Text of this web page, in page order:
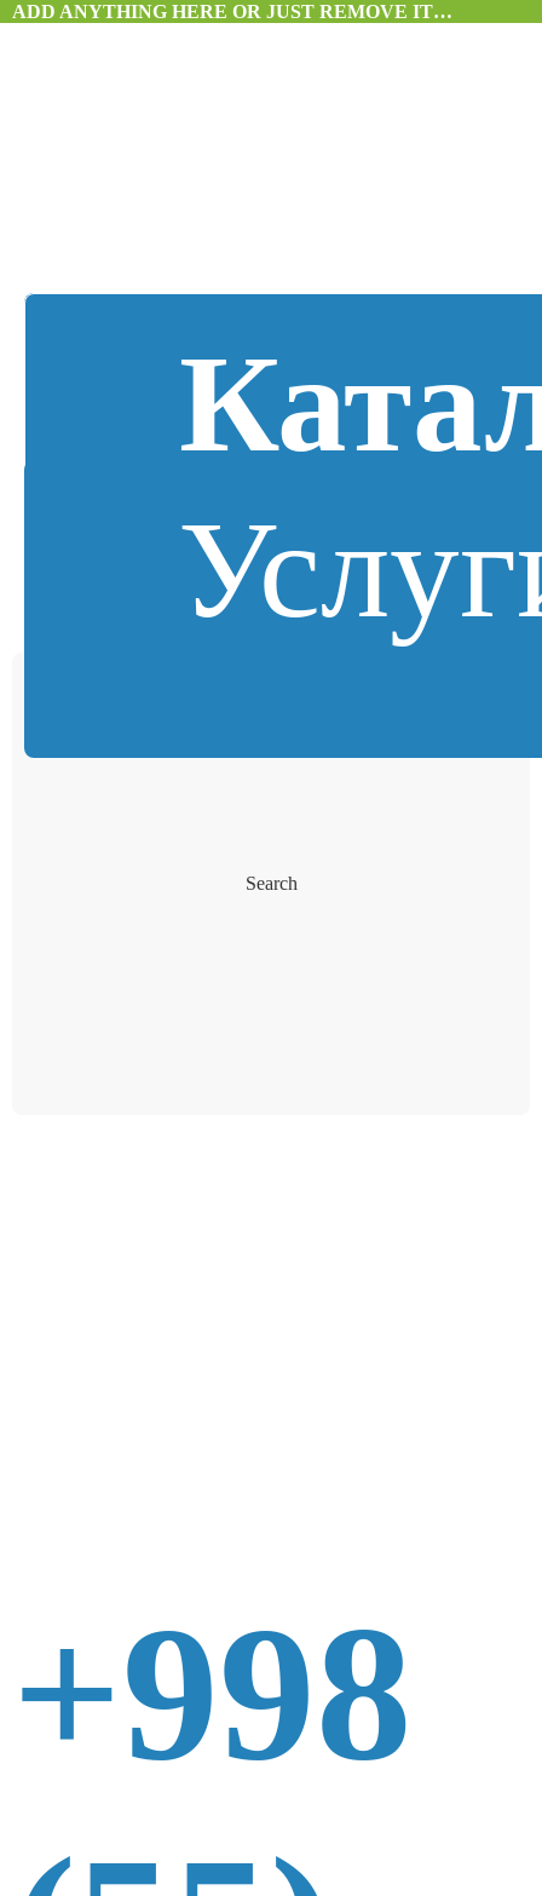
ADD ANYTHING HERE OR JUST REMOVE IT…
Search
+998